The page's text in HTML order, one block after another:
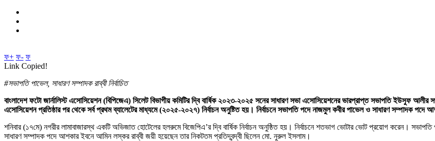
ফ+ ফ- ফ
Link Copied!
#সভাপতি পাভেল, সাধারণ সম্পাদক রাব্বী নির্বাচিত
বাংলাদেশ ফটো জার্নালিস্ট এসোসিয়েশন (বিপিজেএ) সিলেট বিভাগীয় কমিটির দ্বি বার্ষিক ২০২৩-২০২৫ সনের সাধারণ সভা এসোসিয়েশনের ভারপ্রাপ্ত সভাপতি ইউসুফ
এসোসিয়েশন প্রতিষ্ঠার পর থেকে সর্ব প্রথম ব্যালেটের মাধ্যমে (২০২৫-২০২৭) নির্বাচন অনুষ্টিত হয়। নির্বাচনে সভাপতি পদে নাজমুল কবীর পাভেল ও সাধারণ সম্পাদক পদে
শনিবার (১৭মে) নগরীর লামাবাজারস্থ একটি অভিজাত হোটেলের হলরুমে বিজেপিএ’র দ্বি বার্ষিক নির্বাচন অনুষ্ঠিত হয়। নির্বাচনে শতভাগ ভোটার ভোট প্রয়োগ করেন। সভাপতি
সাধারণ সম্পাদক পদে আশকার ইবনে আমিন লস্কর রাব্বী জয়ী হয়েছেন তার নিকটতম প্রতিদ্বন্দ্বী ছিলেন মো. নুরুল ইসলাম।